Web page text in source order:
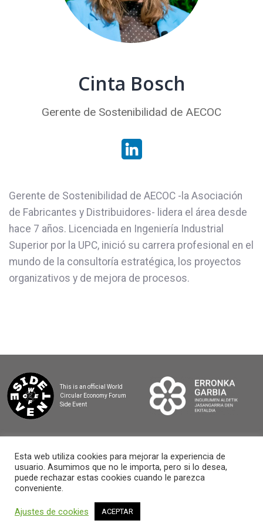
Cinta Bosch
Gerente de Sostenibilidad de AECOC
Gerente de Sostenibilidad de AECOC -la Asociación
de Fabricantes y Distribuidores- lidera el área desde
hace 7 años. Licenciada en Ingeniería Industrial
Superior por la UPC, inició su carrera profesional en el
mundo de la consultoría estratégica, los proyectos
organizativos y de mejora de procesos.
This is an official World
Circular Economy Forum
Side Event
2025 BASQUE CIRCULAR SUMMIT
Esta web utiliza cookies para mejorar la experiencia de
usuario. Asumimos que no le importa, pero si lo desea,
puede rechazar estas cookies cuando le parezca
conveniente.
Ajustes de cookies ACEPTAR